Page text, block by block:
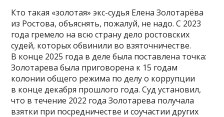
Кто такая «золотая» экс-судья Елена Золотарёва
из Ростова, объяснять, пожалуй, не надо. С 2023
года гремело на всю страну дело ростовских
судей, которых обвинили во взяточничестве.
В конце 2025 года в деле была поставлена точка:
Золотарева была приговорена к 15 годам
колонии общего режима по делу о коррупции
в конце декабря прошлого года. Суд установил,
что в течение 2022 года Золотарева получала
взятки при посредничестве и соучастии других